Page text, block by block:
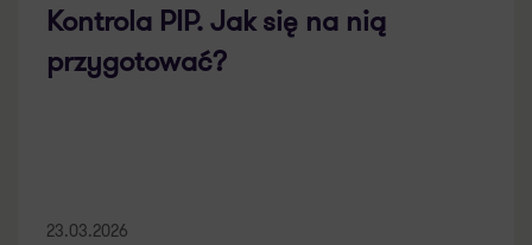
Kontrola PIP. Jak się na nią
przygotować?
23.03.2026